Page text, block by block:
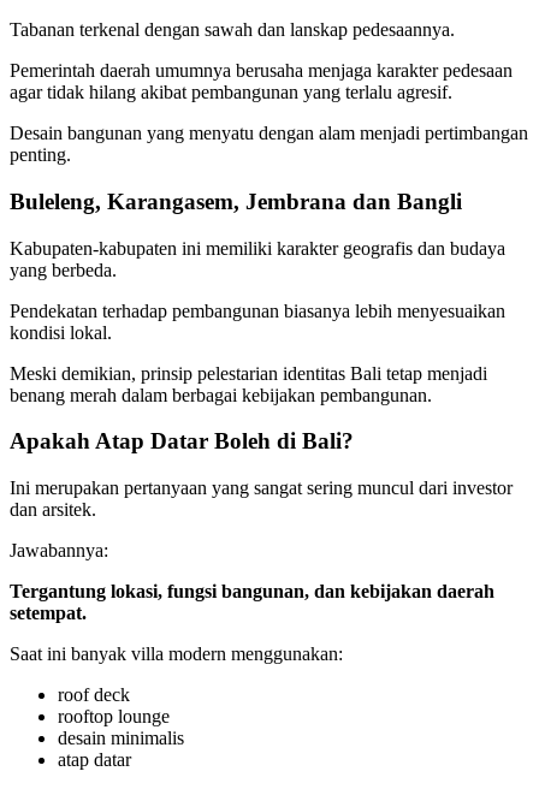
Tabanan terkenal dengan sawah dan lanskap pedesaannya.
Pemerintah daerah umumnya berusaha menjaga karakter pedesaan
agar tidak hilang akibat pembangunan yang terlalu agresif.
Desain bangunan yang menyatu dengan alam menjadi pertimbangan
penting.
Buleleng, Karangasem, Jembrana dan Bangli
Kabupaten-kabupaten ini memiliki karakter geografis dan budaya
yang berbeda.
Pendekatan terhadap pembangunan biasanya lebih menyesuaikan
kondisi lokal.
Meski demikian, prinsip pelestarian identitas Bali tetap menjadi
benang merah dalam berbagai kebijakan pembangunan.
Apakah Atap Datar Boleh di Bali?
Ini merupakan pertanyaan yang sangat sering muncul dari investor
dan arsitek.
Jawabannya:
Tergantung lokasi, fungsi bangunan, dan kebijakan daerah
setempat.
Saat ini banyak villa modern menggunakan:
roof deck
rooftop lounge
desain minimalis
atap datar